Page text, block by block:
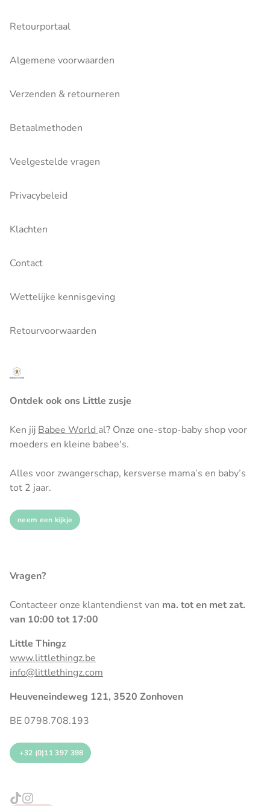
Retourportaal
Algemene voorwaarden
Verzenden & retourneren
Betaalmethoden
Veelgestelde vragen
Privacybeleid
Klachten
Contact
Wettelijke kennisgeving
Retourvoorwaarden
Ontdek ook ons Little zusje
Ken jij Babee World al? Onze one-stop-baby shop voor
moeders en kleine babee's.
Alles voor zwangerschap, kersverse mama’s en baby’s
tot 2 jaar.
neem een kijkje
Vragen?
Contacteer onze klantendienst van ma. tot en met zat.
van 10:00 tot 17:00
Little Thingz
www.littlethingz.be
info@littlethingz.com
Heuveneindeweg 121, 3520 Zonhoven
BE 0798.708.193
+32 (0)11 397 398